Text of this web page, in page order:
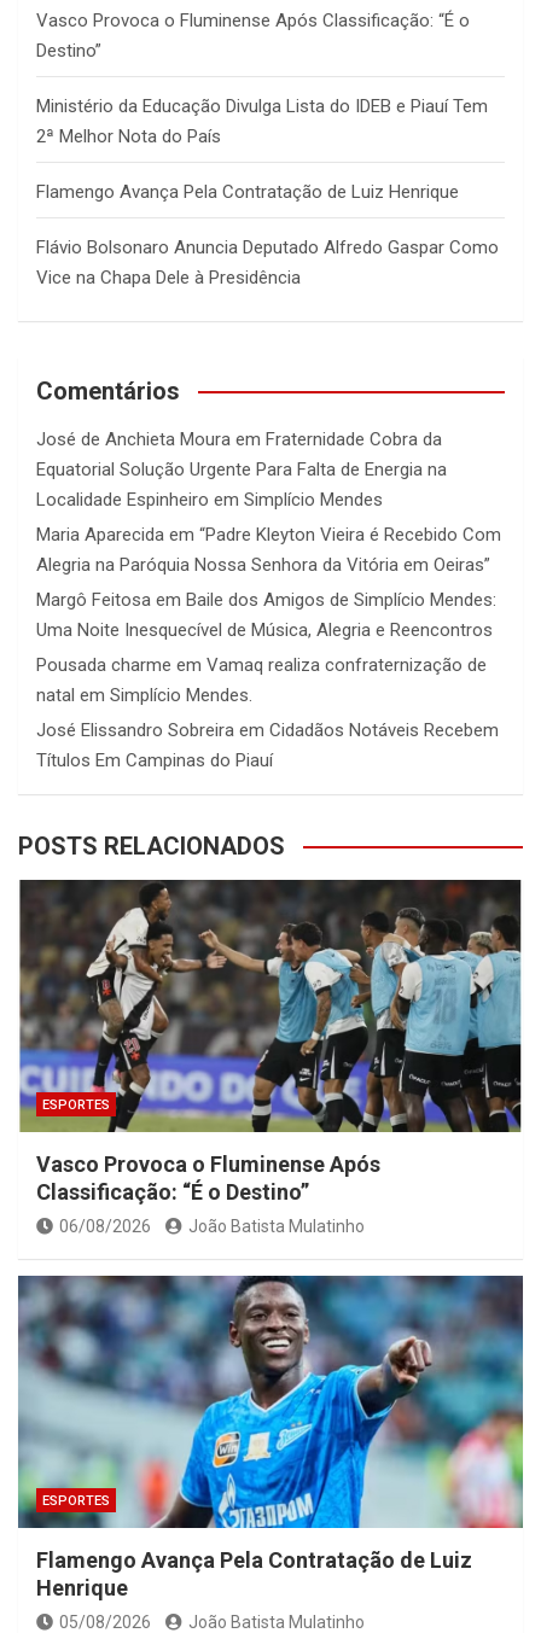
Vasco Provoca o Fluminense Após Classificação: “É o
Destino”
Ministério da Educação Divulga Lista do IDEB e Piauí Tem
2ª Melhor Nota do País
Flamengo Avança Pela Contratação de Luiz Henrique
Flávio Bolsonaro Anuncia Deputado Alfredo Gaspar Como
Vice na Chapa Dele à Presidência
Comentários
José de Anchieta Moura em Fraternidade Cobra da
Equatorial Solução Urgente Para Falta de Energia na
Localidade Espinheiro em Simplício Mendes
Maria Aparecida em “Padre Kleyton Vieira é Recebido Com
Alegria na Paróquia Nossa Senhora da Vitória em Oeiras”
Margô Feitosa em Baile dos Amigos de Simplício Mendes:
Uma Noite Inesquecível de Música, Alegria e Reencontros
Pousada charme em Vamaq realiza confraternização de
natal em Simplício Mendes.
José Elissandro Sobreira em Cidadãos Notáveis Recebem
Títulos Em Campinas do Piauí
POSTS RELACIONADOS
ESPORTES
Vasco Provoca o Fluminense Após
Classificação: “É o Destino”
06/08/2026 João Batista Mulatinho
ESPORTES
Flamengo Avança Pela Contratação de Luiz
Henrique
05/08/2026 João Batista Mulatinho